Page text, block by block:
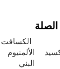
الكسافت
الألمنيوم
البني